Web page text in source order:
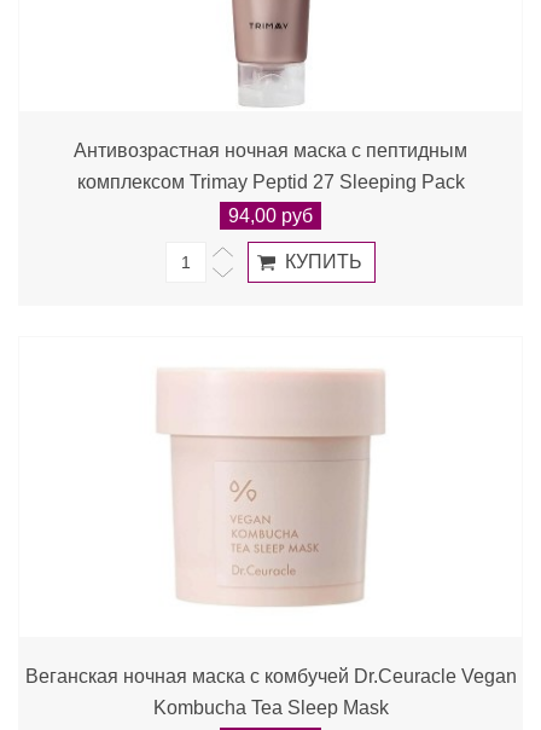
Антивозрастная ночная маска с пептидным
комплексом Trimay Peptid 27 Sleeping Pack
94,00 руб
Веганская ночная маска с комбучей Dr.Ceuracle Vegan
Kombucha Tea Sleep Mask